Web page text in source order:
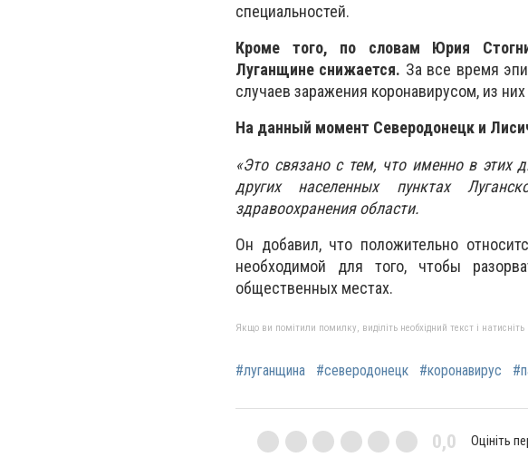
специальностей.
Кроме того, по словам Юрия
Луганщине снижается. За все время
случаев заражения коронавирусом, из
На данный момент Северодонецк и
«Это связано с тем, что именно в этих
других населенных пунктах
здравоохранения области.
Он добавил, что положительно
необходимой для того, чтобы
общественных местах.
Якщо ви помітили помилку, виділіть необхідний текст і
#луганщина #северодонецк #коронавирус
0,0 Оцініть